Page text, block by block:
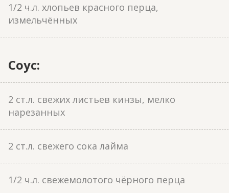
1/2 ч.л. хлопьев красного перца,
измельчённых
Соус:
2 ст.л. свежих листьев кинзы, мелко
нарезанных
2 ст.л. свежего сока лайма
1/2 ч.л. свежемолотого чёрного перца